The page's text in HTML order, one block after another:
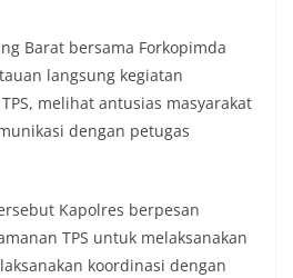
Barat bersama Forkopimda
langsung kegiatan
melihat antusias masyarakat
dengan petugas
Kapolres berpesan
TPS untuk melaksanakan
koordinasi dengan